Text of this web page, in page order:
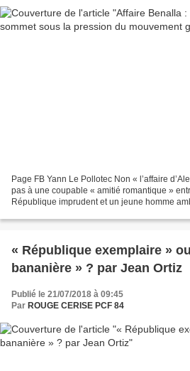
Page FB Yann Le Pollotec Non « l’affaire
pas à une coupable « amitié romantique »
République imprudent et un jeune homme
« République exemplaire »
bananière » ? par Jean Ortiz
Publié le 21/07/2018 à 09:45
Par ROUGE CERISE PCF 84